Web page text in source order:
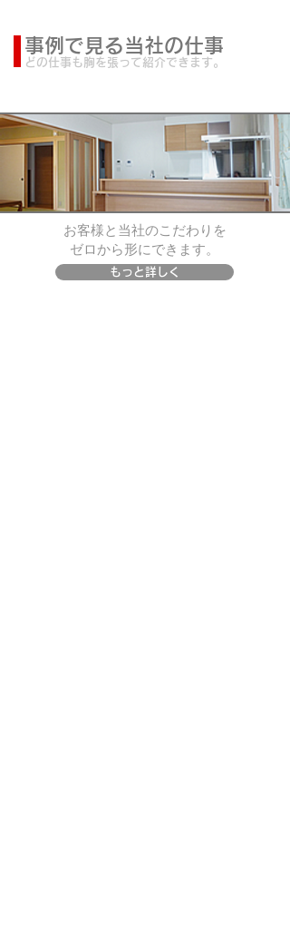
お客様と当社のこだわりを
​ゼロから形にできます。
もっと詳しく
どの仕事も胸を張って紹介できます。
事例で見る当社の仕事